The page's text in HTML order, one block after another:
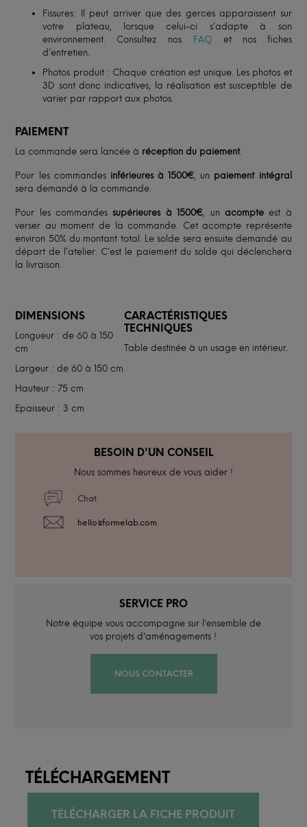
Fissures: Il peut arriver que des gerces apparaissent sur
votre plateau, lorsque celui-ci s’adapte à son
environnement. Consultez nos
FAQ et nos fiches
d’entretien.
Photos produit : Chaque création est unique. Les photos et
3D sont donc indicatives, la réalisation est susceptible de
varier par rapport aux photos.
PAIEMENT
La commande sera lancée à réception du paiement.
Pour les commandes inférieures à 1500€, un paiement intégral
sera demandé à la commande.
Pour les commandessupérieures à 1500€, un acompteest à
verser au moment de la commande. Cet acompte représente
environ 50% du montant total. Le solde sera ensuite demandé au
départ de l’atelier. C’est le paiement du solde qui déclenchera
la livraison.
DIMENSIONS
Longueur : de 60 à 150
cm
Largeur : de 60 à 150 cm
Hauteur : 75 cm
Epaisseur : 3 cm
CARACTÉRISTIQUES
TECHNIQUES
Table destinée à un usage en intérieur.
BESOIN D'UN CONSEIL
Nous sommes heureux de vous aider !
Chat
hello@formelab.com
SERVICE PRO
Notre équipe vous accompagne sur l'ensemble de
vos projets d'aménagements !
NOUS CONTACTER
TÉLÉCHARGEMENT
TÉLÉCHARGER LA FICHE PRODUIT